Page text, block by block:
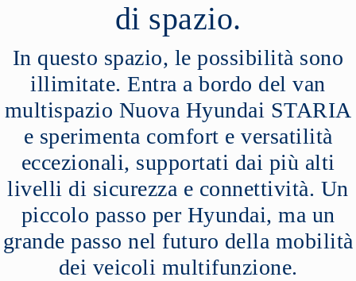
di spazio.
In questo spazio, le possibilità sono
illimitate. Entra a bordo del van
multispazio Nuova Hyundai STARIA
e sperimenta comfort e versatilità
eccezionali, supportati dai più alti
livelli di sicurezza e connettività. Un
piccolo passo per Hyundai, ma un
grande passo nel futuro della mobilità
dei veicoli multifunzione.